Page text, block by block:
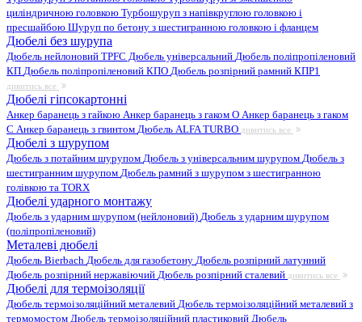
циліндричною головкою Турбошуруп з напівкруглою головкою і
пресшайбою Шуруп по бетону з шестигранною головкою і фланцем
Дюбелі без шурупа
Дюбель нейлоновий TPFC Дюбель універсальний Дюбель поліпропіленовий
КП Дюбель поліпропіленовий КПО Дюбель розпірний рамний КПР1
дивитись все
Дюбелі гіпсокартонні
Анкер баранець з гайкою Анкер баранець з гаком O Анкер баранець з гаком
С Анкер баранець з гвинтом Дюбель ALFA TURBO дивитись все
Дюбелі з шурупом
Дюбель з потайним шурупом Дюбель з універсальним шурупом Дюбель з
шестигранним шурупом Дюбель рамний з шурупом з шестигранною
голівкою та TORX
Дюбелі ударного монтажу
Дюбель з ударним шурупом (нейлоновий) Дюбель з ударним шурупом
(поліпропіленовий)
Металеві дюбелі
Дюбель Bierbach Дюбель для газобетону Дюбель розпірний латунний
Дюбель розпірний нержавіючий Дюбель розпірний сталевий дивитись все
Дюбелі для термоізоляції
Дюбель термоізоляційний металевий Дюбель термоізоляційний металевий з
термомостом Дюбель термоізоляційний пластиковий Дюбель